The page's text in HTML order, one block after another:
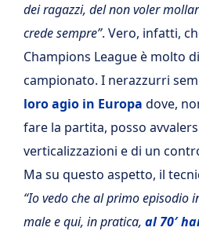
dei ragazzi, del non voler
crede sempre”. Vero, infatti,
Champions League è molto
campionato. I nerazzurri
loro agio in Europa dove,
fare la partita, posso
verticalizzazioni e di un
Ma su questo aspetto, il
“Io vedo che al primo episodio
male e qui, in pratica, al 70′